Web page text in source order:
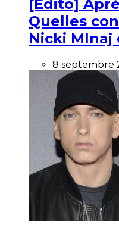
[Edito]
Quelles
Nicki MInaj
8 septembre